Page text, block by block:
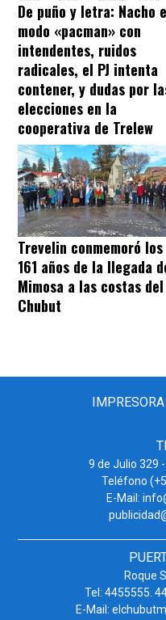
De puño y letra: Nacho
modo «pacman» con
intendentes, ruidos
radicales, el PJ intenta
contener, y dudas por
elecciones en la
cooperativa de Trelew
Trevelin conmemoró los
161 años de la llegada
Mimosa a las costas del
Chubut
9 de Julio 329
Teléfono
E-Mail:
Roque
Tel: 4455555.
E-Mail: